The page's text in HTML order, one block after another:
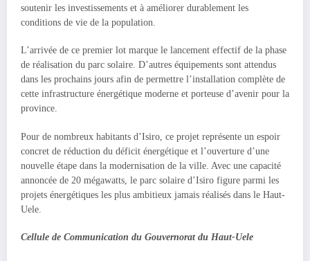
soutenir les investissements et à améliorer durablement les
conditions de vie de la population.
L’arrivée de ce premier lot marque le lancement effectif de la phase
de réalisation du parc solaire. D’autres équipements sont attendus
dans les prochains jours afin de permettre l’installation complète de
cette infrastructure énergétique moderne et porteuse d’avenir pour la
province.
Pour de nombreux habitants d’Isiro, ce projet représente un espoir
concret de réduction du déficit énergétique et l’ouverture d’une
nouvelle étape dans la modernisation de la ville. Avec une capacité
annoncée de 20 mégawatts, le parc solaire d’Isiro figure parmi les
projets énergétiques les plus ambitieux jamais réalisés dans le Haut-
Uele.
Cellule de Communication du Gouvernorat du Haut-Uele